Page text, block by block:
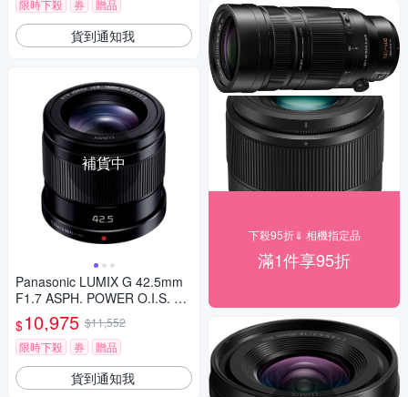
限時下殺 券 贈品
貨到通知我
補貨中
Panasonic LUMIX G 42.5mm
F1.7 ASPH. POWER O.I.S. 大
光圈 定焦鏡頭 公司貨
$10,975 $11,552
限時下殺
券 贈品
貨到通知我
下殺95折⇓ 相機指定品
滿1件享95折